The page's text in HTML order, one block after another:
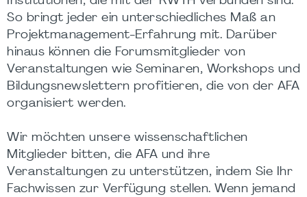
So bringt jeder ein unterschiedliches Maß an
Projektmanagement-Erfahrung mit. Darüber
hinaus können die Forumsmitglieder von
Veranstaltungen wie Seminaren, Workshops und
Bildungsnewslettern profitieren, die von der AFA
organisiert werden.
Wir möchten unsere wissenschaftlichen
Mitglieder bitten, die AFA und ihre
Veranstaltungen zu unterstützen, indem Sie Ihr
Fachwissen zur Verfügung stellen. Wenn jemand